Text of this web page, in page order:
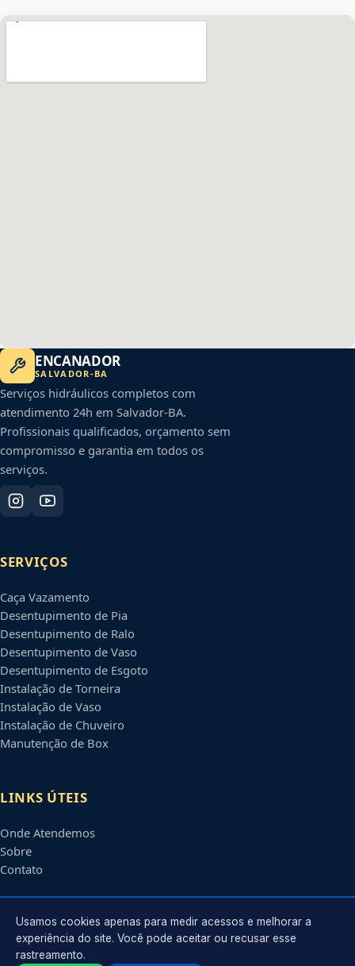
ENCANADOR
SALVADOR-BA
Serviços hidráulicos completos com
atendimento 24h em Salvador-BA.
Profissionais qualificados, orçamento sem
compromisso e garantia em todos os
serviços.
SERVIÇOS
Caça Vazamento
Desentupimento de Pia
Desentupimento de Ralo
Desentupimento de Vaso
Desentupimento de Esgoto
Instalação de Torneira
Instalação de Vaso
Instalação de Chuveiro
Manutenção de Box
LINKS ÚTEIS
Onde Atendemos
Sobre
Contato
CONTATO
Atendimento em
Usamos cookies apenas para medir acessos e melhorar a
experiência do site. Você pode aceitar ou recusar esse
rastreamento.